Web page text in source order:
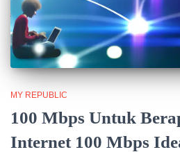
MY REPUBLIC
100 Mbps Untuk
Internet 100 Mbps